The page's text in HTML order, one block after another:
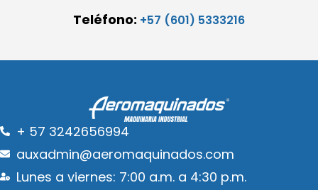
Teléfono: +57 (601) 5333216
+ 57 3242656994
auxadmin@aeromaquinados.com
Lunes a viernes: 7:00 a.m. a 4:30 p.m.